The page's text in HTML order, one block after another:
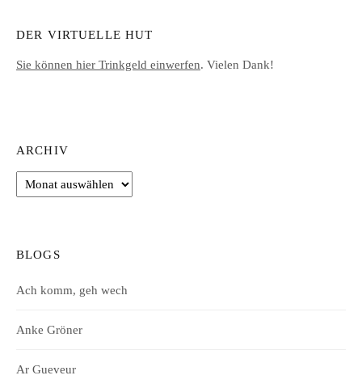
DER VIRTUELLE HUT
Sie können hier Trinkgeld einwerfen. Vielen Dank!
ARCHIV
Archiv
BLOGS
Ach komm, geh wech
Anke Gröner
Ar Gueveur